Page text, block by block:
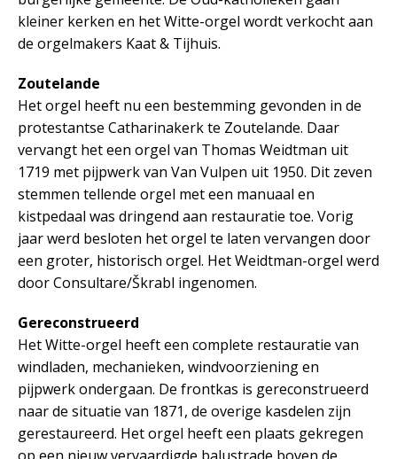
kleiner kerken en het Witte-orgel wordt verkocht aan
de orgelmakers Kaat & Tijhuis.
Zoutelande
Het orgel heeft nu een bestemming gevonden in de
protestantse Catharinakerk te Zoutelande. Daar
vervangt het een orgel van Thomas Weidtman uit
1719 met pijpwerk van Van Vulpen uit 1950. Dit zeven
stemmen tellende orgel met een manuaal en
kistpedaal was dringend aan restauratie toe. Vorig
jaar werd besloten het orgel te laten vervangen door
een groter, historisch orgel. Het Weidtman-orgel werd
door Consultare/Škrabl ingenomen.
Gereconstrueerd
Het Witte-orgel heeft een complete restauratie van
windladen, mechanieken, windvoorziening en
pijpwerk ondergaan. De frontkas is gereconstrueerd
naar de situatie van 1871, de overige kasdelen zijn
gerestaureerd. Het orgel heeft een plaats gekregen